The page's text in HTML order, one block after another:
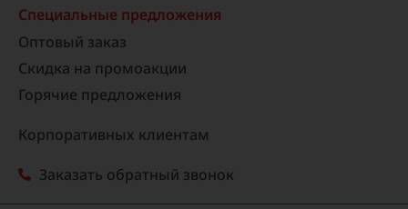
Специальные предложения
Оптовый заказ
Скидка на промоакции
Горячие предложения
Корпоративных клиентам
Заказать обратный звонок